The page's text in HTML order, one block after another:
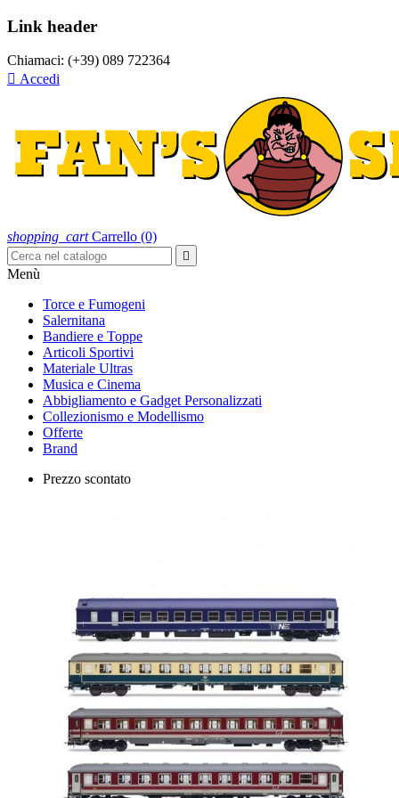
Link header
Chiamaci: (+39) 089 722364
 Accedi
shopping_cart Carrello (0)

Menù
Torce e Fumogeni
Salernitana
Bandiere e Toppe
Articoli Sportivi
Materiale Ultras
Musica e Cinema
Abbigliamento e Gadget Personalizzati
Collezionismo e Modellismo
Offerte
Brand
Prezzo scontato